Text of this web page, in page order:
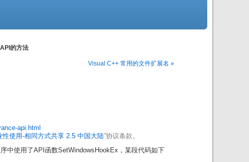
的方法
Visual C++ 常用的文件扩展名 »
api.html
性使用-相同方式共享 2.5 中国大陆”协议条款。
中使用了API函数SetWindowsHookEx，某段代码如下